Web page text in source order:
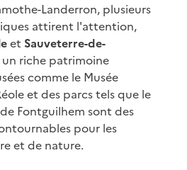
Landerron, plusieurs
attirent l'attention,
et Sauveterre-de-
riche patrimoine
comme le Musée
et des parcs tels que le
Fontguilhem sont des
pour les
et de nature.